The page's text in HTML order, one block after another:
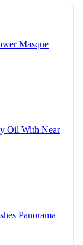
Masque
Oil With Near
Panorama